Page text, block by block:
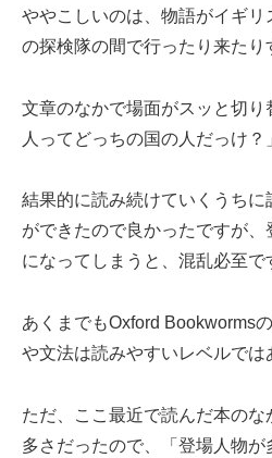
ややこしいのは、物語がイギ
の探検隊の間で行ったり来たり
文章のなかで場面がスッと切
人ってどっちの国の人だっけ？
結果的に読み続けていくうちに
ができたので良かったですが
になってしまうと、混乱必至で
あくまでもOxford Bookworms
や文法は読みやすいレベルでは
ただ、ここ最近で読んだ本の
多さだったので、「登場人物が